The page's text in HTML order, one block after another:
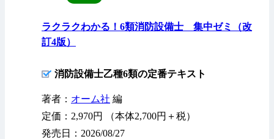
ラクラクわかる！6類消防設備士 集中ゼミ（改
訂4版）
消防設備士乙種6類の定番テキスト
著者： オーム社 編
定価：2,970円 （本体2,700円＋税）
発売日：2026/08/27